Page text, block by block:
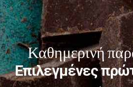
Καθημερινή
Επιλεγμένες